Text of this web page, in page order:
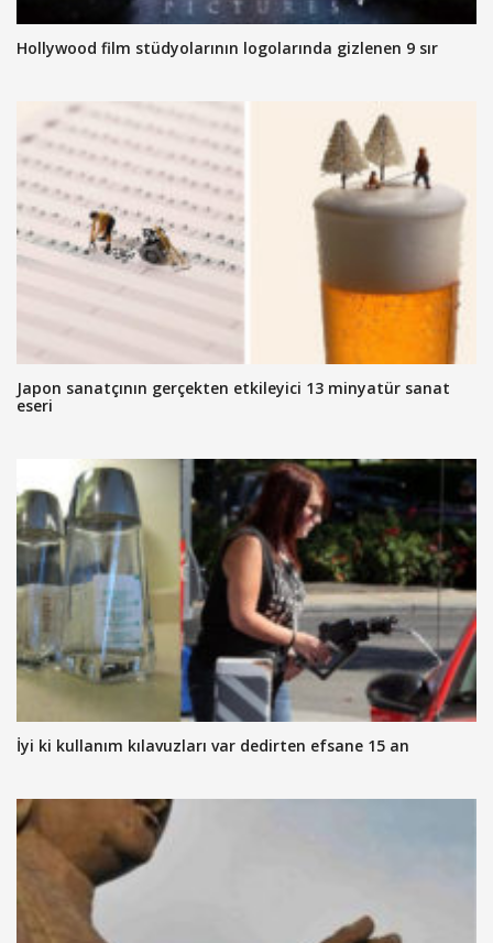
Hollywood film stüdyolarının logolarında gizlenen 9 sır
Japon sanatçının gerçekten etkileyici 13 minyatür sanat
eseri
İyi ki kullanım kılavuzları var dedirten efsane 15 an